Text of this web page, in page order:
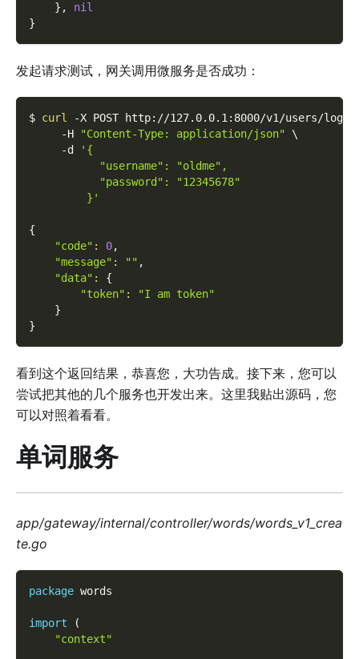
} ,
nil
}
发起请求测试，网关调用微服务是否成功：
$ curl -X POST http://127.0.0.1:8000/v1/users/
-H
"Content-Type: application/json"
\
-d
'{
           "username": "oldme",
           "password": "12345678"
         }'
{
"code" : 0,
"message" : "" ,
"data" :
{
"token" :
"I am token"
}
}
看到这个返回结果，恭喜您，大功告成。接下来，您可以
尝试把其他的几个服务也开发出来。这里我贴出源码，您
可以对照着看看。
单词服务
app/gateway/internal/controller/words/words_v1_crea
te.go
package words
import
(
"context"